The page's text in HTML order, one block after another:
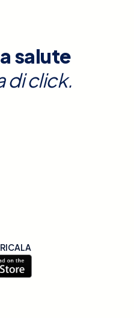
salute
di click.